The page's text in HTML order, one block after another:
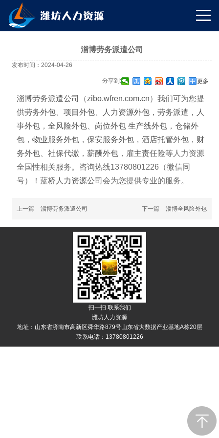
淄博劳务派遣公司
发布时间：2024-04-26
分享到: 更多
淄博劳务派遣公司 （zibo.wfren.com.cn）我们可为您提
供劳务外包 项目外包 人力资源外包 ， 劳务派遣 ，
人
事外包 ， 全风险外包 岗位外包 生产线外包 ， 仓储外
包 ， 物业服务外包 ， 保安服务外包 ， 酒店托管外包 ， 财
务外包
社保代缴 ， 薪酬外包 ， 雇主责任险等人力资源
全国性相关服务。咨询热线13780801226（微信同
号）！蓝桥 人力资源公司 会为您提供专业的服务。
上一篇 淄博劳务派遣公司 下一篇 淄博全风险外包
扫一扫 联系我们
潍坊人力资源
地址：山东省济南市高新区舜华路879号山东省大数据产业基地A栋20层
联系电话：13780801226